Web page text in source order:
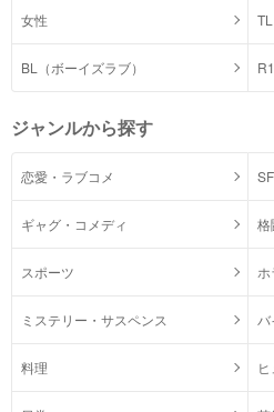
女性
BL（ボーイズラブ）
ジャンルから探す
恋愛・ラブコメ
ギャグ・コメディ 格
スポーツ
ミステリー・サスペンス
料理